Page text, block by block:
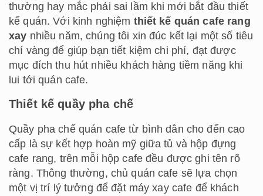
thường hay mắc phải sai lầm khi mới bắt đầu thiết
kế quán. Với kinh nghiệm thiết kế quán cafe rang
xay nhiều năm, chúng tôi xin đúc kết lại một số tiêu
chí vàng để giúp bạn tiết kiệm chi phí, đạt được
mục đích thu hút nhiều khách hàng tiềm năng khi
lui tới quán cafe.
Thiết kế quầy pha chế
Quầy pha chế quán cafe từ bình dân cho đến cao
cấp là sự kết hợp hoàn mỹ giữa tủ và hộp đựng
cafe rang, trên mỗi hộp cafe đều được ghi tên rõ
ràng. Thông thường, chủ quán cafe sẽ lựa chọn
một vị trí lý tưởng để đặt máy xay cafe để khách